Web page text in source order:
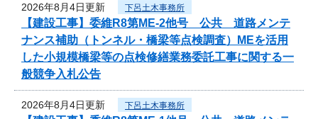
2026年8月4日更新 下呂土木事務所
【建設工事】委維R8第ME-2他号 公共 道路メンテ
ナンス補助（トンネル・橋梁等点検調査）MEを活用
した小規模橋梁等の点検修繕業務委託工事に関する一
般競争入札公告
2026年8月4日更新 下呂土木事務所